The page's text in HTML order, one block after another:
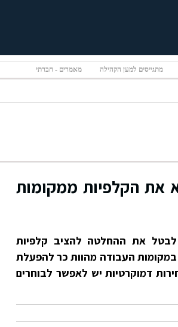
מתגייסים למען הקהילה מאמרים - חברתי
את הקלפיות ממקומות
את ההחלטה להציב קלפיות
במקומות העבודה מהוות כר להפעלת
דמוקרטיות יש לאפשר לבוחרים